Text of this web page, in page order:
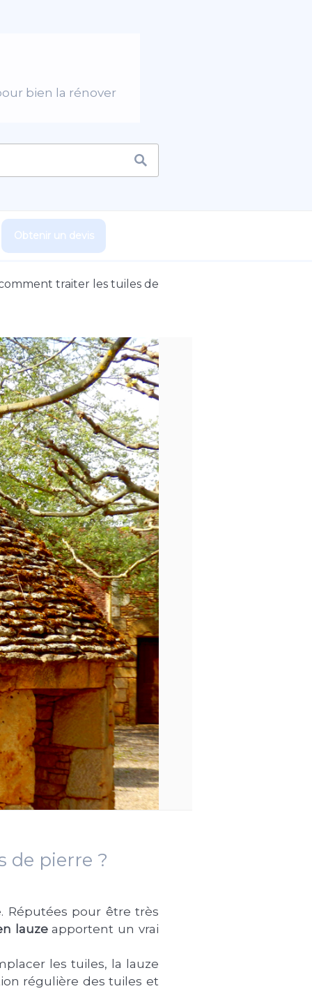
bien la rénover
Obtenir un devis
traiter les tuiles de
de pierre ?
Réputées pour être très
lauzeapportent un vrai
les tuiles, la lauze
régulière des tuiles et